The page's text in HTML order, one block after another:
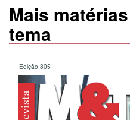
Mais
tema
Edição 305